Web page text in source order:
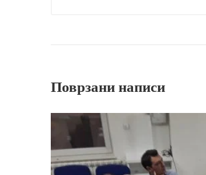
Поврзани написи